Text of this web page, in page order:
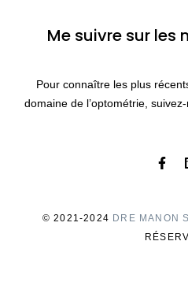
Me suivre sur les
Pour connaître les plus
domaine de l’optométrie,
© 2021-2024 D RE MANON